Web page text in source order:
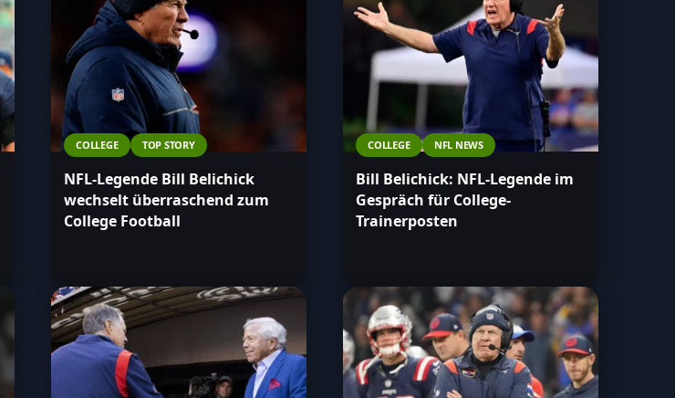
COLLEGE TOP STORY
NFL-Legende Bill Belichick
wechselt überraschend zum
College Football
COLLEGE NFL NEWS
Bill Belichick: NFL-Legende im
Gespräch für College-
Trainerposten